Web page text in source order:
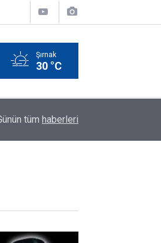
Şırnak
30 °C
Yasası mecliste kabul edildi!
tüm haberleri